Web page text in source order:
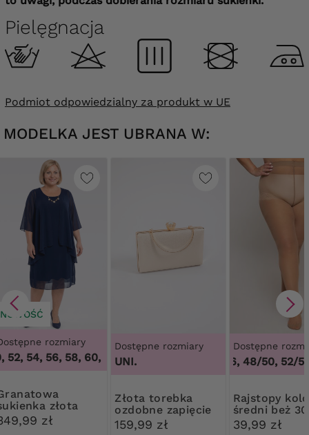
Pielęgnacja
Podmiot odpowiedzialny za produkt w UE
MODELKA JEST UBRANA W:
NOWOŚĆ
rozmiary
54, 56, 58, 60, 62, 64, 48, 50, 52, 54, 56, 58, 60, 62, 64
złota
zł
Dostępne rozmiary
UNI.
Złota torebka
ozdobne zapięcie
159,99 zł
Dostępne
44/46, 48/50, 52/
Rajstopy kolor
średni beż
Ribessa
39,99 zł